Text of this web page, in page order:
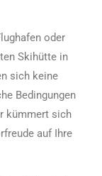
oder
Skihütte in
sich keine
Bedingungen
kümmert sich
auf Ihre